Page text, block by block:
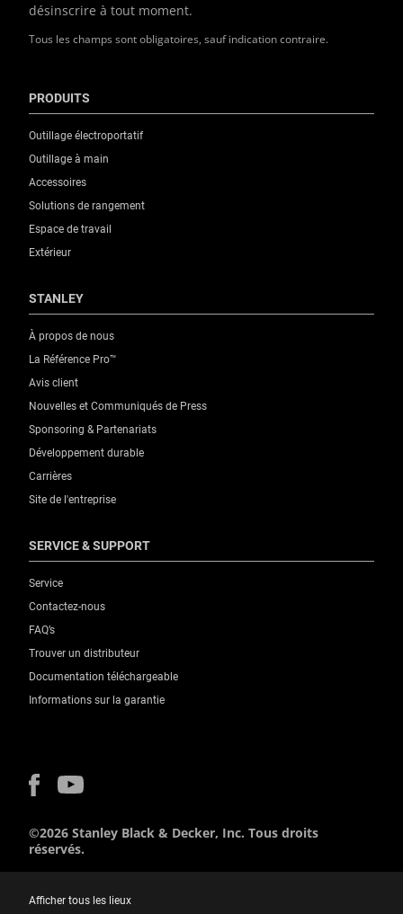
Tous les champs sont obligatoires, sauf indication contraire.
désinscrire à tout moment.
PRODUITS
Outillage électroportatif
Outillage à main
Accessoires
Solutions de rangement
Espace de travail
Extérieur
STANLEY
À propos de nous
La Référence Pro™
Avis client
Nouvelles et Communiqués de Press
Sponsoring & Partenariats
Développement durable
Carrières
Site de l'entreprise
SERVICE & SUPPORT
Service
Contactez-nous
FAQ’s
Trouver un distributeur
Documentation téléchargeable
Informations sur la garantie
©2026 Stanley Black & Decker, Inc. Tous droits
réservés.
Afficher tous les lieux